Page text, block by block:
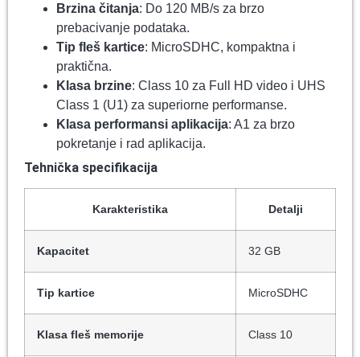
Brzina čitanja: Do 120 MB/s za brzo
prebacivanje podataka.
Tip fleš kartice: MicroSDHC, kompaktna i
praktična.
Klasa brzine: Class 10 za Full HD video i UHS
Class 1 (U1) za superiorne performanse.
Klasa performansi aplikacija: A1 za brzo
pokretanje i rad aplikacija.
Tehnička specifikacija
Karakteristika Detalji
Kapacitet 32 GB
Tip kartice MicroSDHC
Klasa fleš memorije Class 10